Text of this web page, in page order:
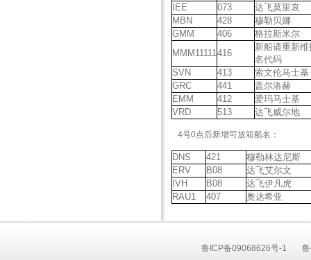
IEE
073
达飞莫里哀
MBN
428
穆勒贝娜
GMM
406
格拉斯米尔
MMM11111416
新船请重新维
名代码
SVN
413
索文伦马士基
GRC
441
盖尔洛赫
EMM
412
爱玛马士基
VRD
513 达飞威尔地
4号0点后新增可放箱船名：
DNS 421
穆勒林达尼斯
ERV
B08
达飞艾尔文
IVH
B08
达飞伊凡虎
RAU1
407 奥达希亚
鲁ICP备09068626号-1